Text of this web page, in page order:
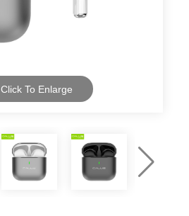
Click To Enlarge